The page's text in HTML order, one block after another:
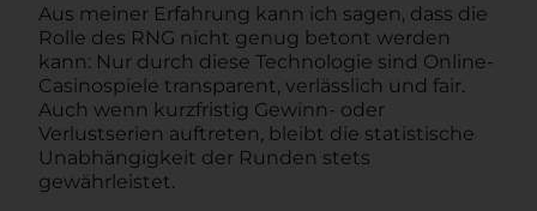
Aus meiner Erfahrung kann ich sagen, dass die
Rolle des RNG nicht genug betont werden
kann: Nur durch diese Technologie sind Online-
Casinospiele transparent, verlässlich und fair.
Auch wenn kurzfristig Gewinn- oder
Verlustserien auftreten, bleibt die statistische
Unabhängigkeit der Runden stets
gewährleistet.